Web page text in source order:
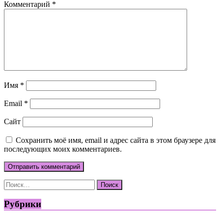
Комментарий *
Имя *
Email *
Сайт
Сохранить моё имя, email и адрес сайта в этом браузере для
последующих моих комментариев.
Найти:
Рубрики